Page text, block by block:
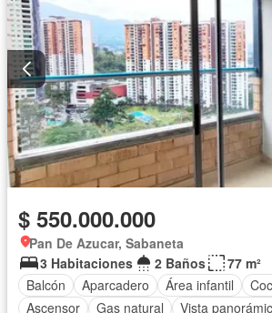
$ 550.000.000
Pan De Azucar, Sabaneta
3 Habitaciones
2 Baños
77 m²
Balcón
Aparcadero Área infantil
Ascensor
Gas natural
Vista